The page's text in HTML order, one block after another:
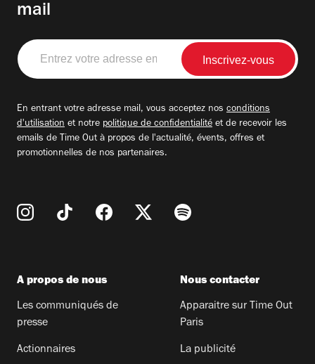
mail
Entrez
votre
adresse
En entrant votre adresse mail, vous acceptez nos conditions
d'utilisation et notre politique de confidentialité et de recevoir les
emails de Time Out à propos de l'actualité, évents, offres et
promotionnelles de nos partenaires.
A propos de nous
Les communiqués de
presse
Actionnaires
Nous contacter
Apparaitre sur Time Out
Paris
La publicité